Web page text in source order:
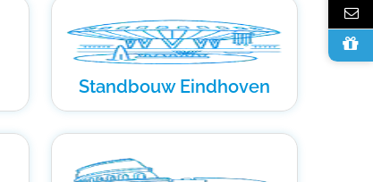
Standbouw Eindhoven